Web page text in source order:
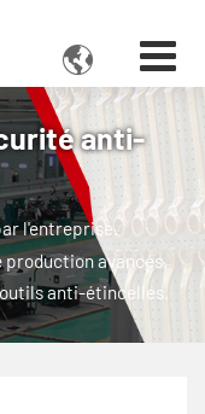

anti-
l'entreprise.
production avancés.
anti-étincelles.